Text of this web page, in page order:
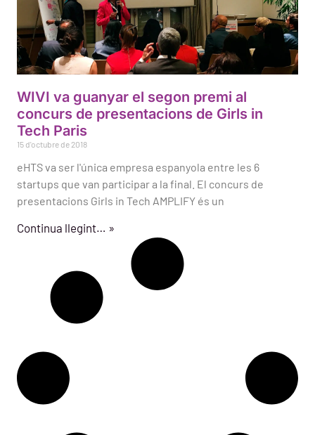
WIVI va guanyar el segon premi al
concurs de presentacions de Girls in
Tech Paris
15 d'octubre de 2018
eHTS va ser l'única empresa espanyola entre les 6
startups que van participar a la final. El concurs de
presentacions Girls in Tech AMPLIFY és un
Continua llegint… »